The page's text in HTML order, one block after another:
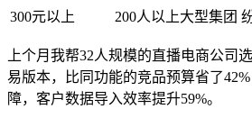
300元以上
200人以上大型集团
上个月我帮32人规模的直播电商公司
易版本，比同功能的竞品预算省了
障，客户数据导入效率提升59%。